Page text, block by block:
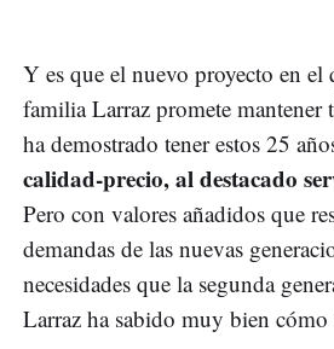
Y es que el nuevo proyecto en el
familia Larraz promete
ha demostrado tener estos 25
calidad-precio, al destacado
Pero con valores añadidos que
demandas de las nuevas
necesidades que la segunda
Larraz ha sabido muy bien cómo